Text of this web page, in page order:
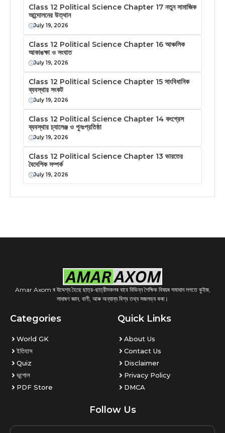
Class 12 Political Science Chapter 17 নতুন সামাজিক
আন্দোলনের উত্থান
July 19, 2026
Class 12 Political Science Chapter 16 আঞ্চলিক
আকাঙক্ষা ও সংঘাত
July 19, 2026
Class 12 Political Science Chapter 15 সাংবিধানিক
ব্যবস্থার সংকট
July 19, 2026
Class 12 Political Science Chapter 14 কংগ্রেস
ব্যবস্থার চ্যালেঞ্জ ও পুনঃপ্রতিষ্ঠা
July 19, 2026
Class 12 Political Science Chapter 13 ভারতের
বৈদেশিক সম্পর্ক
July 19, 2026
Amar Axom ৰ উদ্দেশ্য হৈছে ছাত্র-ছাত্রীসকলৰ বাবে বিভিন্ন শৈক্ষিক বিষয়ৰ সমাধান লগতে কুইজ,
সাধাৰণ জ্ঞান, বাণী, আৰু অন্যান্য বিশ্ব তথ্য সজলভ্য কৰা।
Categories
World GK
ইতিহাস
Quiz
ভূগোল
PDF Store
Quick Links
About Us
Contact Us
Disclaimer
Privacy Policy
DMCA
Follow Us